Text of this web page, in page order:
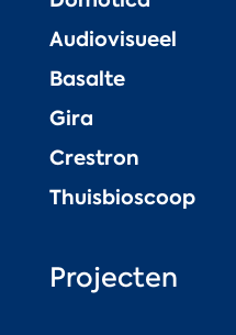
Audiovisueel
Basalte
Gira
Crestron
Thuisbioscoop
Projecten